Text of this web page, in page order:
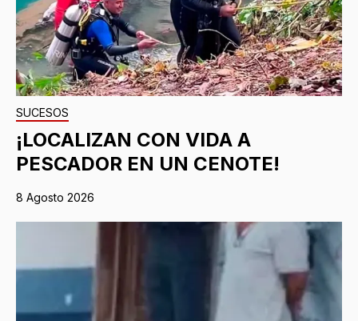
SUCESOS
¡LOCALIZAN CON VIDA A
PESCADOR EN UN CENOTE!
8 Agosto 2026